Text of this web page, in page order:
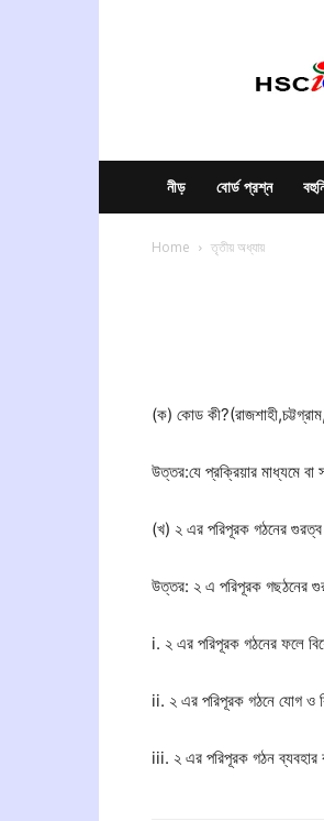
নীড় বোর্ড প্রশ্ন
Home তৃতীয় অধ্যায়
(ক) কোড
উত্তর:যে প্রক্রিয়ার মাধ্যমে
(খ) ২ এর পরিপূরক গঠনের গুরত্ব
উত্তর: ২ এ পরিপূরক গছঠনের
i. ২ এর পরিপূরক গঠনের ফলে
ii. ২ এর পরিপূরক গঠনে যোগ ও
iii. ২ এর পরিপূরক গঠন ব্যবহার